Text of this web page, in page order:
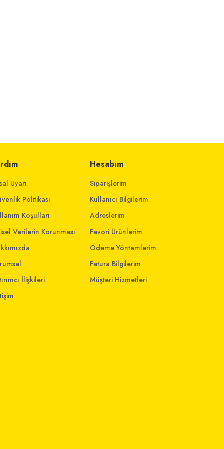
Uyarı
Politikası
Koşulları
Verilerin Korunması
İlişkileri
Hesabım
Siparişlerim
Kullanıcı Bilgilerim
Adreslerim
Favori Ürünlerim
Ödeme Yöntemlerim
Fatura Bilgilerim
Müşteri Hizmetleri